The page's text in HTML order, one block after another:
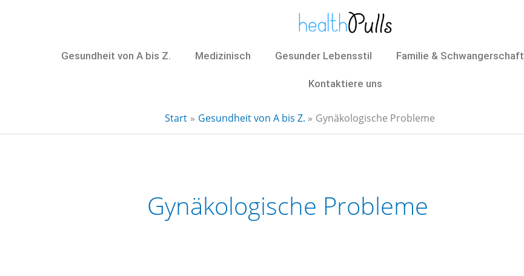
Gesundheit von A bis Z. Medizinisch Gesunder Lebensstil Familie & Schwangerschaft
Kontaktiere uns
Start Gesundheit von A bis Z. Gynäkologische Probleme
Gynäkologische Probleme